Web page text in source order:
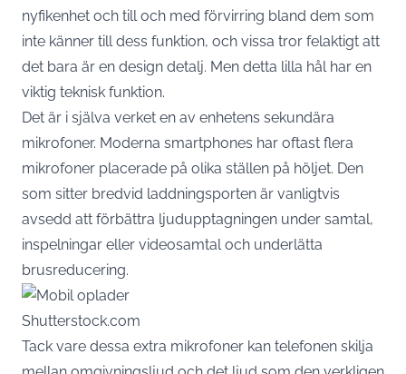
nyfikenhet och till och med förvirring bland dem som
inte känner till dess funktion, och vissa tror felaktigt att
det bara är en design detalj. Men detta lilla hål har en
viktig teknisk funktion.
Det är i själva verket en av enhetens sekundära
mikrofoner. Moderna smartphones har oftast flera
mikrofoner placerade på olika ställen på höljet. Den
som sitter bredvid laddningsporten är vanligtvis
avsedd att förbättra ljudupptagningen under samtal,
inspelningar eller videosamtal och underlätta
brusreducering.
Shutterstock.com
Tack vare dessa extra mikrofoner kan telefonen skilja